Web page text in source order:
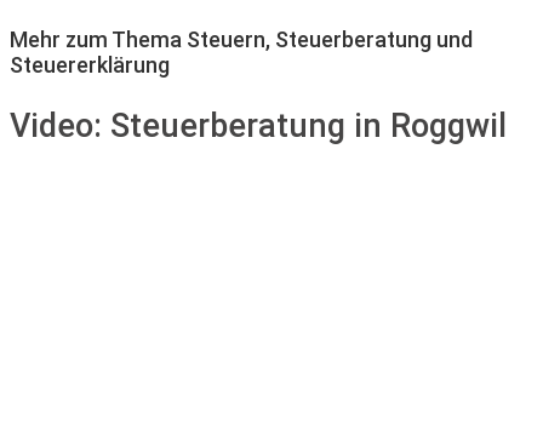
Mehr zum Thema Steuern, Steuerberatung und
Steuererklärung
Video: Steuerberatung in Roggwil